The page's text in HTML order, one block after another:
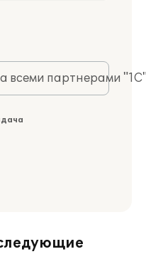
всеми партнерами